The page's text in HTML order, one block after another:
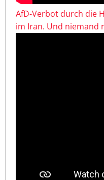
AfD-Verbot durch die
im Iran. Und niemand